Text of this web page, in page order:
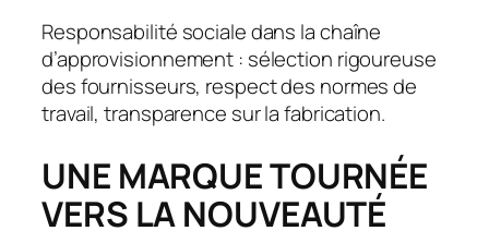
Responsabilité sociale dans la chaîne
d’approvisionnement : sélection rigoureuse
des fournisseurs, respect des normes de
travail, transparence sur la fabrication.
UNE MARQUE TOURNÉE
VERS LA NOUVEAUTÉ